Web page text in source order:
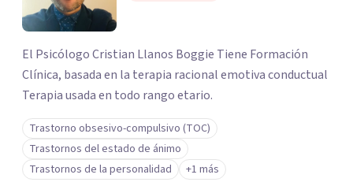
El Psicólogo Cristian Llanos Boggie Tiene Formación
Clínica, basada en la terapia racional emotiva conductual
Terapia usada en todo rango etario.
Trastorno obsesivo-compulsivo (TOC)
Trastornos del estado de ánimo
Trastornos de la personalidad
+1 más